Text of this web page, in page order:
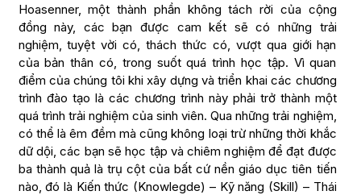
Hoasenner, một thành phần không tách rời của cộng
đồng này, các bạn được cam kết sẽ có những trải
nghiệm, tuyệt vời có, thách thức có, vượt qua giới hạn
của bản thân có, trong suốt quá trình học tập. Vì quan
điểm của chúng tôi khi xây dựng và triển khai các chương
trình đào tạo là các chương trình này phải trở thành một
quá trình trải nghiệm của sinh viên. Qua những trải nghiệm,
có thể là êm đềm mà cũng không loại trừ những thời khắc
dữ dội, các bạn sẽ học tập và chiêm nghiệm để đạt được
ba thành quả là trụ cột của bất cứ nền giáo dục tiên tiến
nào, đó là Kiến thức (Knowlegde) – Kỹ năng (Skill) – Thái